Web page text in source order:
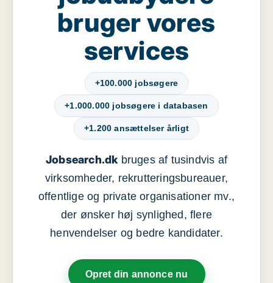
bruger vores
services
+100.000 jobsøgere
+1.000.000 jobsøgere i databasen
+1.200 ansættelser årligt
Jobsearch.dkbruges af tusindvis af
virksomheder, rekrutteringsbureauer,
offentlige og private organisationer mv.,
der ønsker høj synlighed, flere
henvendelser og bedre kandidater.
Opret din annonce nu